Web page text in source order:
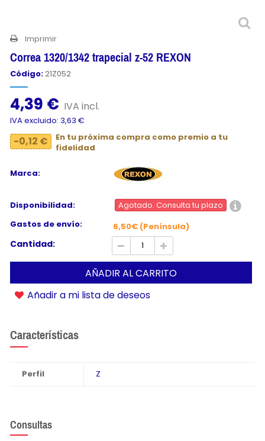
Imprimir
Correa 1320/1342 trapecial z-52 REXON
Código:21Z052
4,39 € IVA incl.
IVA excluido: 3,63 €
-0,12 €
En tu próxima compra como premio a tu
fidelidad
Marca:
Disponibilidad:
Agotado. Consulta tu plazo
Gastos de envío:
6,50€ (Península)
Cantidad:
AÑADIR AL CARRITO
Añadir a mi lista de deseos
Características
Perfil Z
Consultas